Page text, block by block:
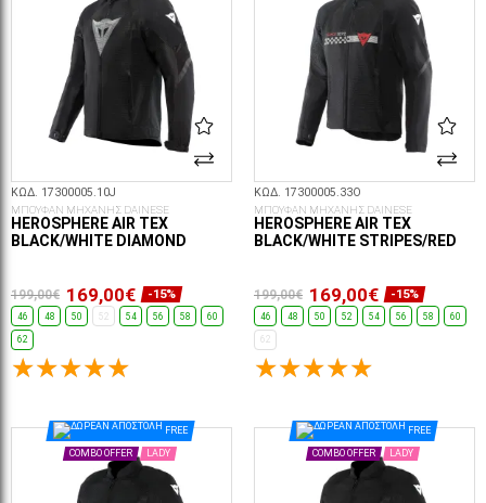
ΚΩΔ. 17300005.10J
ΜΠΟΥΦΑΝ ΜΗΧΑΝΗΣ DAINESE
HEROSPHERE AIR TEX
BLACK/WHITE DIAMOND
199,00€ 169,00€ -15%
46 48 50 52 54 56 58 60
62
ΚΩΔ. 17300005.33O
ΜΠΟΥΦΑΝ ΜΗΧΑΝΗΣ DAINESE
HEROSPHERE AIR TEX
BLACK/WHITE STRIPES/RED
199,00€ 169,00€ -15%
46 48 50 52 54 56 58 60
62
FREE
COMBO OFFER LADY
FREE
COMBO OFFER LADY